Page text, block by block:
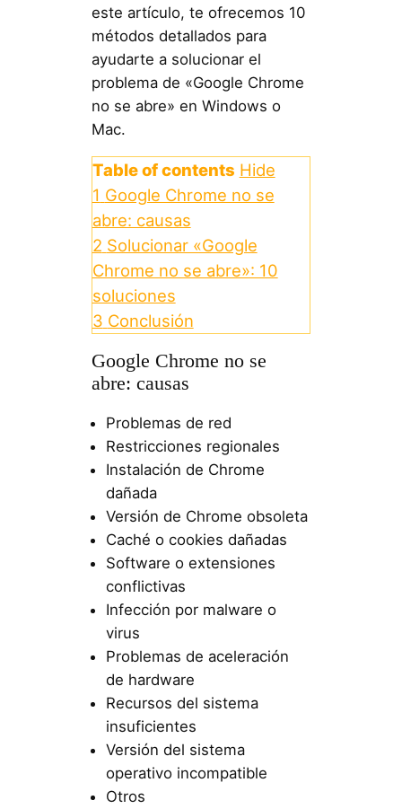
este artículo, te ofrecemos 10
métodos detallados para
ayudarte a solucionar el
problema de «Google Chrome
no se abre» en Windows o
Mac.
Table of contents Hide
1 Google Chrome no se
abre: causas
2 Solucionar «Google
Chrome no se abre»: 10
soluciones
3 Conclusión
Google Chrome no se
abre: causas
Problemas de red
Restricciones regionales
Instalación de Chrome
dañada
Versión de Chrome obsoleta
Caché o cookies dañadas
Software o extensiones
conflictivas
Infección por malware o
virus
Problemas de aceleración
de hardware
Recursos del sistema
insuficientes
Versión del sistema
operativo incompatible
Otros